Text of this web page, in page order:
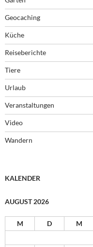
Geocaching
Küche
Reiseberichte
Tiere
Urlaub
Veranstaltungen
Video
Wandern
KALENDER
AUGUST 2026
M D M